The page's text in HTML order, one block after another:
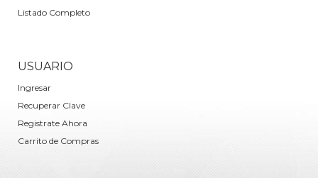
Listado Completo
USUARIO
Ingresar
Recuperar Clave
Registrate Ahora
Carrito de Compras